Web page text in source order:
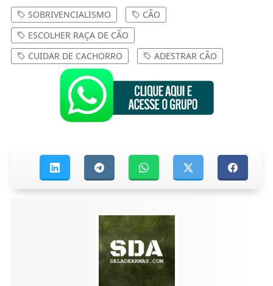
SOBRIVENCIALISMO
CÃO
ESCOLHER RAÇA DE CÃO
CUIDAR DE CACHORRO
ADESTRAR CÃO